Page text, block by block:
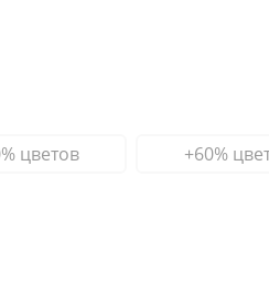
цветов +60%